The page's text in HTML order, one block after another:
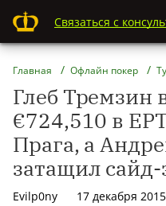
Связаться с
Главная Офлайн покер
Глеб Тремзин
€724,510 в
Прага, а
затащил сайд-
Evilp0ny
17 декабря 2015